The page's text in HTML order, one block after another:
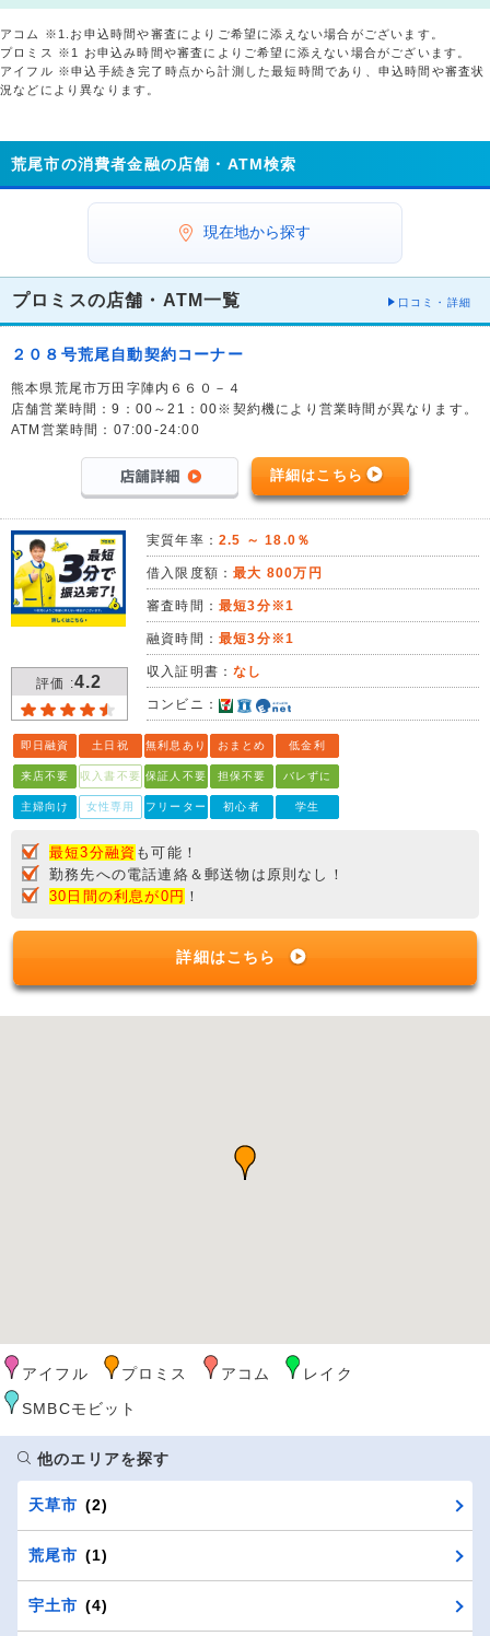
アコム ※1.お申込時間や審査によりご希望に添えない場合がございます。
プロミス ※1 お申込み時間や審査によりご希望に添えない場合がございます。
アイフル ※申込手続き完了時点から計測した最短時間であり、申込時間や審査状
況などにより異なります。
荒尾市の消費者金融の店舗・ATM検索
現在地から探す
プロミスの店舗・ATM一覧 口コミ・詳細
２０８号荒尾自動契約コーナー
熊本県荒尾市万田字陣内６６０－４
店舗営業時間：9：00～21：00※契約機により営業時間が異なります。
ATM営業時間：07:00-24:00
詳細はこちら
評価 :4.2
実質年率： 2.5 ～ 18.0％
借入限度額：最大 800万円
審査時間： 最短3分※1
融資時間： 最短3分※1
収入証明書：なし
コンビニ：
即日融資 土日祝 無利息あり おまとめ 低金利
来店不要 収入書不要 保証人不要 担保不要 バレずに
主婦向け 女性専用 フリーター 初心者 学生
最短3分融資 も可能！
勤務先への電話連絡＆郵送物は原則なし！
30日間の利息が0円 ！
詳細はこちら
アイフル プロミス アコム
レイク
SMBCモビット
他のエリアを探す
天草市 (2)
荒尾市 (1)
宇土市 (4)